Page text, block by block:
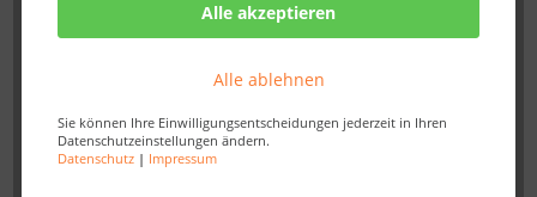
Alle akzeptieren
Alle ablehnen
Sie können Ihre Einwilligungsentscheidungen jederzeit in Ihren
Datenschutzeinstellungen ändern.
Datenschutz| Impressum